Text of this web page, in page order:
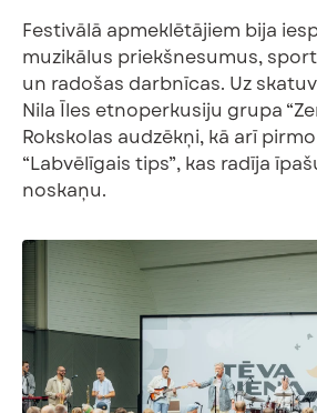
Festivālā apmeklētājiem bija
muzikālus priekšnesumus,
un radošas darbnīcas. Uz
Nila Īles etnoperkusiju grupa
Rokskolas audzēkņi, kā arī
“Labvēlīgais tips”, kas radīja
noskaņu.